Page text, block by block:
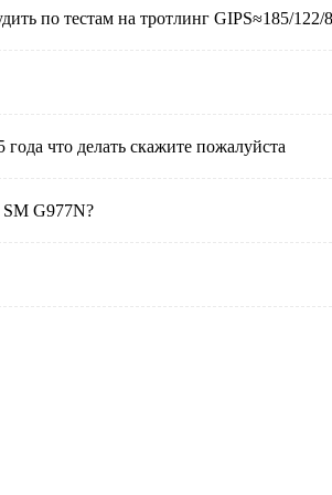
по тестам на тротлинг GIPS≈185/122/
что делать скажите пожалуйста
SM G977N?